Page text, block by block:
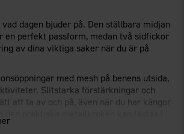
dagen bjuder på. Den ställbara midjan
perfekt passform, medan två sidfickor
av dina viktiga saker när du är på
med mesh på benens utsida,
Slitstarka förstärkningar och
att ta av och på, även när du har kängor